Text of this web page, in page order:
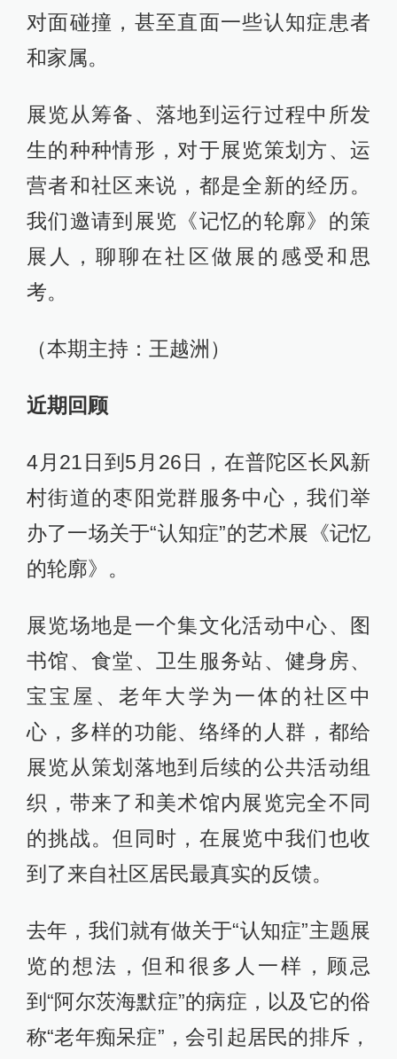
对面碰撞，甚至直面一些认知症患者
和家属。
展览从筹备、落地到运行过程中所发
生的种种情形，对于展览策划方、运
营者和社区来说，都是全新的经历。
我们邀请到展览《记忆的轮廓》的策
展人，聊聊在社区做展的感受和思
考。
（本期主持：王越洲）
近期回顾
4月21日到5月26日，在普陀区长风新
村街道的枣阳党群服务中心，我们举
办了一场关于“认知症”的艺术展《记忆
的轮廓》。
展览场地是一个集文化活动中心、图
书馆、食堂、卫生服务站、健身房、
宝宝屋、老年大学为一体的社区中
心，多样的功能、络绎的人群，都给
展览从策划落地到后续的公共活动组
织，带来了和美术馆内展览完全不同
的挑战。但同时，在展览中我们也收
到了来自社区居民最真实的反馈。
去年，我们就有做关于“认知症”主题展
览的想法，但和很多人一样，顾忌
到“阿尔茨海默症”的病症，以及它的俗
称“老年痴呆症”，会引起居民的排斥，